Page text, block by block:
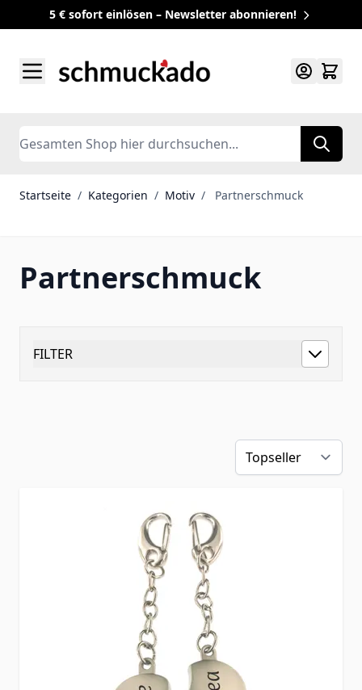
5 € sofort einlösen – Newsletter abonnieren!
Search
Startseite / Kategorien / Motiv / Partnerschmuck
Partnerschmuck
FILTER